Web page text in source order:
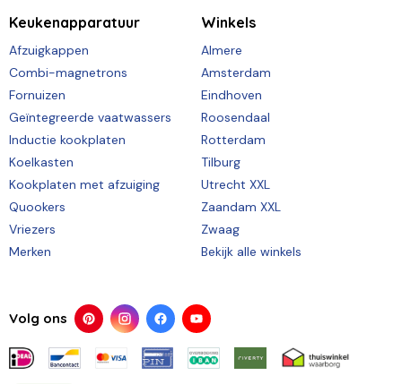
Keukenapparatuur
Afzuigkappen
Combi-magnetrons
Fornuizen
Geïntegreerde vaatwassers
Inductie kookplaten
Koelkasten
Kookplaten met afzuiging
Quookers
Vriezers
Merken
Winkels
Almere
Amsterdam
Eindhoven
Roosendaal
Rotterdam
Tilburg
Utrecht XXL
Zaandam XXL
Zwaag
Bekijk alle winkels
Volg ons